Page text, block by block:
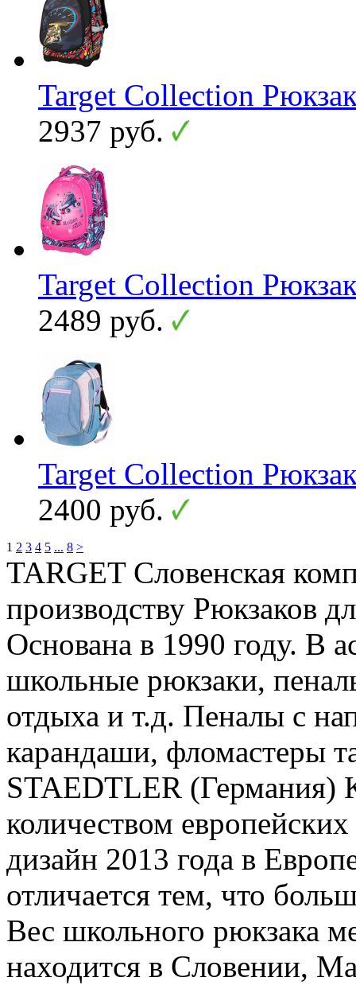
Target Collection
2937 руб.
Target Collection
2489 руб.
Target Collection
2400 руб.
1 2 3 4 5 ... 8 >
TARGET Словенская
производству Рюкзаков
Основана в 1990 году. В
школьные рюкзаки,
отдыха и т.д. Пеналы с
карандаши, фломастеры
STAEDTLER (Германия)
количеством
дизайн 2013 года в
отличается тем, что
Вес школьного рюкзака
находится в Словении,